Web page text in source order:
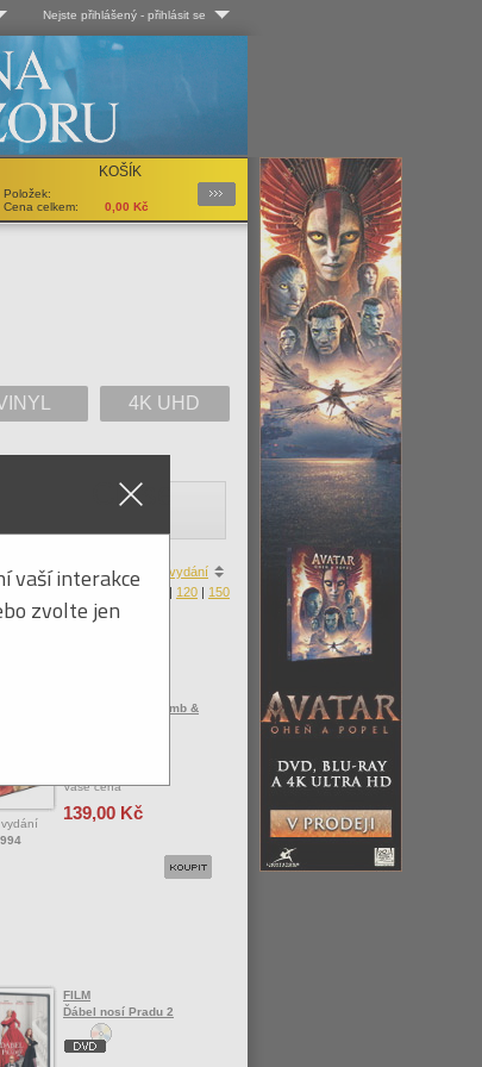
Nejste přihlášený - přihlásit se
Log-in
KOŠÍK
Položek:
Cena celkem:
0,00 Kč
Podrobnosti
4K UHD
|zboží skladem
roku vydání
na stránku:
| 120 | 150
vydání
Blbý a blbější / Dumb &
Vaše cena
139,00 Kč
FILM
Ďábel nosí Pradu 2
Close
vaší interakce
zvolte jen